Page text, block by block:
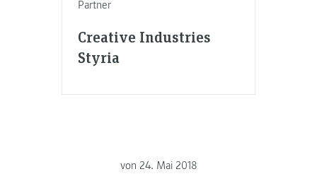
Partner
Creative Industries
Styria
von 24. Mai 2018